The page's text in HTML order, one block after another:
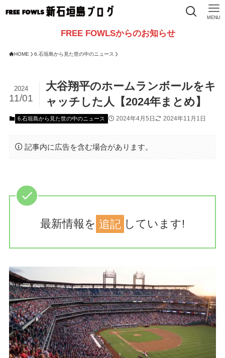
MENU
FREE FOWLSからのお知らせ
HOME 6.石垣島から見た世の中のニュース
大谷翔平のホームランボールをキ
ャッチした人【2024年まとめ】
2024
11/01
6.石垣島から見た世の中のニュース 2024年4月5日 2024年11月1日
記事内に広告を含む場合があります。
最新情報を 追記 しています!